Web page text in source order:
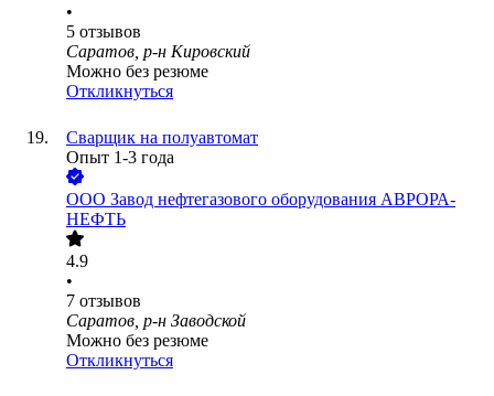
•
5 отзывов
Саратов, р-н Кировский
Можно без резюме
Откликнуться
Сварщик на полуавтомат
Опыт 1-3 года
ООО Завод нефтегазового оборудования АВРОРА-
НЕФТЬ
4.9
•
7 отзывов
Саратов, р-н Заводской
Можно без резюме
Откликнуться